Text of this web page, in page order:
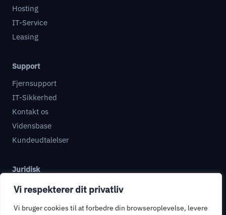
Vi respekterer dit privatliv
Vi bruger cookies til at forbedre din browseroplevelse, levere
Hosting
IT-Service
Leasing
Support
Fjernsupport
IT-Sikkerhed
Kontakt os
Vidensbase
Kundeudtalelser
Juridisk
Databehandleraftale